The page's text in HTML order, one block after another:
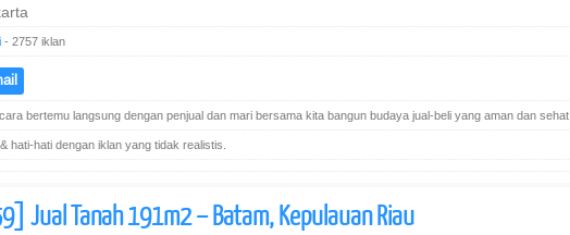
- 2757 iklan
bertemu langsung dengan penjual dan mari bersama kita bangun budaya jual-beli yang aman dan sehat
hati-hati dengan iklan yang tidak realistis.
Jual Tanah 191m2 – Batam, Kepulauan Riau